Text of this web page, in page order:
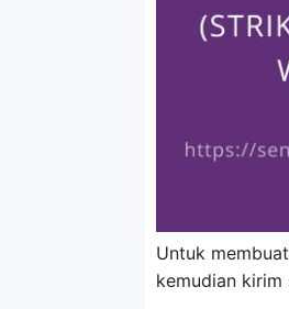
Untuk
kemudian